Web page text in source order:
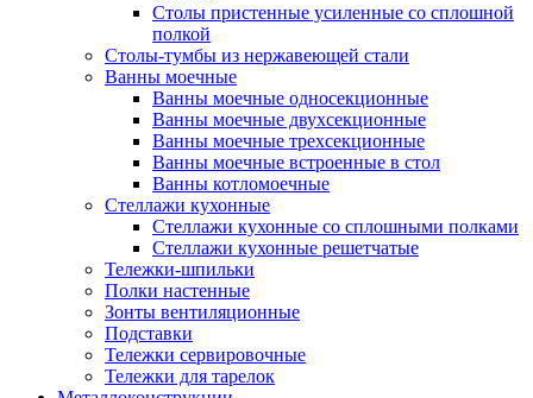
Столы пристенные усиленные со сплошной
полкой
Столы-тумбы из нержавеющей стали
Ванны моечные
Ванны моечные односекционные
Ванны моечные двухсекционные
Ванны моечные трехсекционные
Ванны моечные встроенные в стол
Ванны котломоечные
Стеллажи кухонные
Стеллажи кухонные со сплошными полками
Стеллажи кухонные решетчатые
Тележки-шпильки
Полки настенные
Зонты вентиляционные
Подставки
Тележки сервировочные
Тележки для тарелок